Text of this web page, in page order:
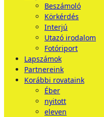
Beszámoló
Körkérdés
Interjú
Utazó irodalom
Fotóriport
Lapszámok
Partnereink
Korábbi rovataink
Éber
nyitott
eleven